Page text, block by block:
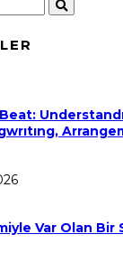
Var Olan Bir